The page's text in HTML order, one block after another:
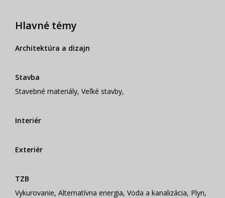
Hlavné témy
Architektúra a dizajn
Stavba
Stavebné materiály, Veľké stavby,
Interiér
Exteriér
TZB
Vykurovanie, Alternatívna energia, Voda a kanalizácia, Plyn,